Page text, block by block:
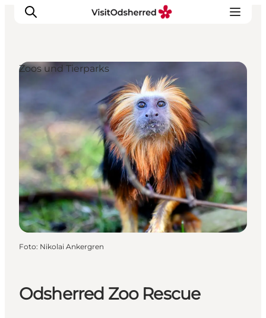
Events
Erlebnisse
Essen
Unterkünfte
Nützliches
Odsherred Zoo Rescue
Zoos und Tierparks
Foto: Nikolai Ankergren